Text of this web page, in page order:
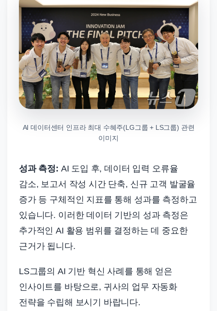
AI 데이터센터 인프라 최대 수혜주(LG그룹 + LS그룹) 관련
이미지
성과 측정: AI 도입 후, 데이터 입력 오류율
감소, 보고서 작성 시간 단축, 신규 고객 발굴율
증가 등 구체적인 지표를 통해 성과를 측정하고
있습니다. 이러한 데이터 기반의 성과 측정은
추가적인 AI 활용 범위를 결정하는 데 중요한
근거가 됩니다.
LS그룹의 AI 기반 혁신 사례를 통해 얻은
인사이트를 바탕으로, 귀사의 업무 자동화
전략을 수립해 보시기 바랍니다.